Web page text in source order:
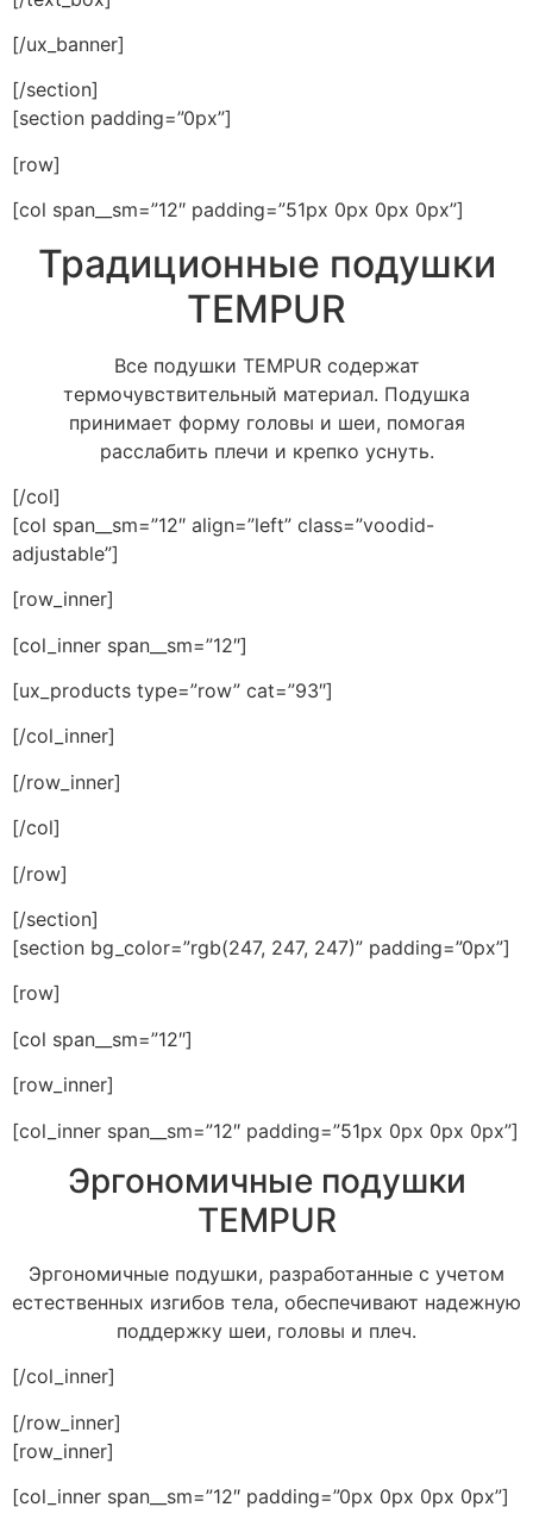
[/ux_banner]
[/section]
[section padding=”0px”]
[row]
[col span__sm=”12″ padding=”51px 0px 0px 0px”]
Традиционные подушки
TEMPUR
Все подушки TEMPUR содержат
термочувствительный материал. Подушка
принимает форму головы и шеи, помогая
расслабить плечи и крепко уснуть.
[/col]
[col span__sm=”12″ align=”left” class=”voodid-
adjustable”]
[row_inner]
[col_inner span__sm=”12″]
[ux_products type=”row” cat=”93″]
[/col_inner]
[/row_inner]
[/col]
[/row]
[/section]
[section bg_color=”rgb(247, 247, 247)” padding=”0px”]
[row]
[col span__sm=”12″]
[row_inner]
[col_inner span__sm=”12″ padding=”51px 0px 0px 0px”]
Эргономичные подушки
TEMPUR
Эргономичные подушки, разработанные с учетом
естественных изгибов тела, обеспечивают надежную
поддержку шеи, головы и плеч.
[/col_inner]
[/row_inner]
[row_inner]
[col_inner span__sm=”12″ padding=”0px 0px 0px 0px”]